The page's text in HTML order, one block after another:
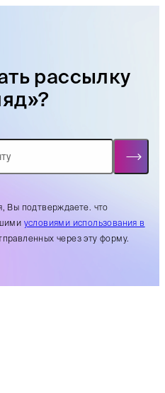
рассылку
Вы подтверждаете. что
условиями использования в
через эту форму.